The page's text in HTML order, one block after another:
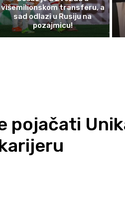
višemilionskom transferu, a
sad odlazi u Rusiju na
pozajmicu!